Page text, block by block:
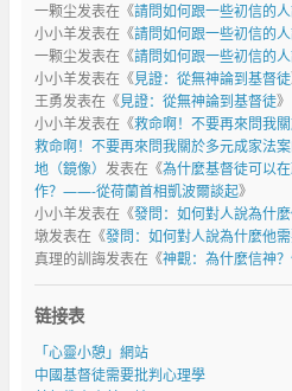
一颗尘发表在《請問如何跟一些初信的
小小羊发表在《請問如何跟一些初信的
一颗尘发表在《請問如何跟一些初信的
小小羊发表在《見證：從無神論到基督徒
王勇发表在《見證：從無神論到基督徒》
小小羊发表在《救命啊！不要再來問我
救命啊！不要再來問我關於多元成家法
地（鏡像） 发表在《為什麼基督徒可以
作？——-從荷蘭首相凱波爾談起》
小小羊发表在《發問：如何對人說為什麼
墩发表在《發問：如何對人說為什麼他需
真理的訓誨发表在《神觀：為什麼信神？
链接表
「心靈小憩」網站
中國基督徒需要批判心理學